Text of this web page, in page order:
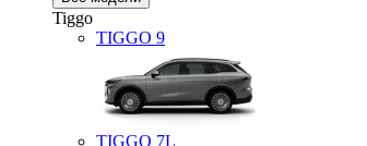
Tiggo
TIGGO 9
TIGGO 7L